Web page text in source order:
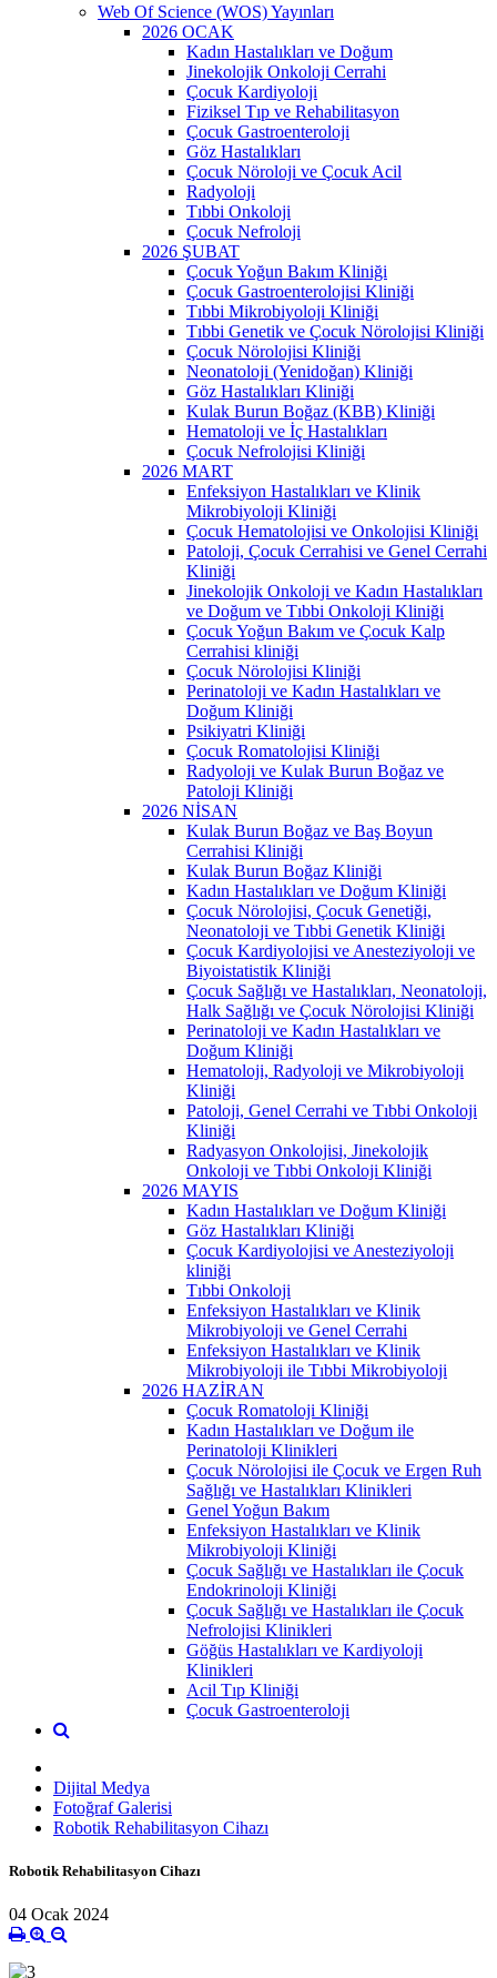
Web Of Science (WOS) Yayınları
2026 OCAK
Kadın Hastalıkları ve Doğum
Jinekolojik Onkoloji Cerrahi
Çocuk Kardiyoloji
Fiziksel Tıp ve Rehabilitasyon
Çocuk Gastroenteroloji
Göz Hastalıkları
Çocuk Nöroloji ve Çocuk Acil
Radyoloji
Tıbbi Onkoloji
Çocuk Nefroloji
2026 ŞUBAT
Çocuk Yoğun Bakım Kliniği
Çocuk Gastroenterolojisi Kliniği
Tıbbi Mikrobiyoloji Kliniği
Tıbbi Genetik ve Çocuk Nörolojisi Kliniği
Çocuk Nörolojisi Kliniği
Neonatoloji (Yenidoğan) Kliniği
Göz Hastalıkları Kliniği
Kulak Burun Boğaz (KBB) Kliniği
Hematoloji ve İç Hastalıkları
Çocuk Nefrolojisi Kliniği
2026 MART
Enfeksiyon Hastalıkları ve Klinik
Mikrobiyoloji Kliniği
Çocuk Hematolojisi ve Onkolojisi Kliniği
Patoloji, Çocuk Cerrahisi ve Genel Cerrahi
Kliniği
Jinekolojik Onkoloji ve Kadın Hastalıkları
ve Doğum ve Tıbbi Onkoloji Kliniği
Çocuk Yoğun Bakım ve Çocuk Kalp
Cerrahisi kliniği
Çocuk Nörolojisi Kliniği
Perinatoloji ve Kadın Hastalıkları ve
Doğum Kliniği
Psikiyatri Kliniği
Çocuk Romatolojisi Kliniği
Radyoloji ve Kulak Burun Boğaz ve
Patoloji Kliniği
2026 NİSAN
Kulak Burun Boğaz ve Baş Boyun
Cerrahisi Kliniği
Kulak Burun Boğaz Kliniği
Kadın Hastalıkları ve Doğum Kliniği
Çocuk Nörolojisi, Çocuk Genetiği,
Neonatoloji ve Tıbbi Genetik Kliniği
Çocuk Kardiyolojisi ve Anesteziyoloji ve
Biyoistatistik Kliniği
Çocuk Sağlığı ve Hastalıkları, Neonatoloji,
Halk Sağlığı ve Çocuk Nörolojisi Kliniği
Perinatoloji ve Kadın Hastalıkları ve
Doğum Kliniği
Hematoloji, Radyoloji ve Mikrobiyoloji
Kliniği
Patoloji, Genel Cerrahi ve Tıbbi Onkoloji
Kliniği
Radyasyon Onkolojisi, Jinekolojik
Onkoloji ve Tıbbi Onkoloji Kliniği
2026 MAYIS
Kadın Hastalıkları ve Doğum Kliniği
Göz Hastalıkları Kliniği
Çocuk Kardiyolojisi ve Anesteziyoloji
kliniği
Tıbbi Onkoloji
Enfeksiyon Hastalıkları ve Klinik
Mikrobiyoloji ve Genel Cerrahi
Enfeksiyon Hastalıkları ve Klinik
Mikrobiyoloji ile Tıbbi Mikrobiyoloji
2026 HAZİRAN
Çocuk Romatoloji Kliniği
Kadın Hastalıkları ve Doğum ile
Perinatoloji Klinikleri
Çocuk Nörolojisi ile Çocuk ve Ergen Ruh
Sağlığı ve Hastalıkları Klinikleri
Genel Yoğun Bakım
Enfeksiyon Hastalıkları ve Klinik
Mikrobiyoloji Kliniği
Çocuk Sağlığı ve Hastalıkları ile Çocuk
Endokrinoloji Kliniği
Çocuk Sağlığı ve Hastalıkları ile Çocuk
Nefrolojisi Klinikleri
Göğüs Hastalıkları ve Kardiyoloji
Klinikleri
Acil Tıp Kliniği
Çocuk Gastroenteroloji
Dijital Medya
Fotoğraf Galerisi
Robotik Rehabilitasyon Cihazı
Robotik Rehabilitasyon Cihazı
04 Ocak 2024